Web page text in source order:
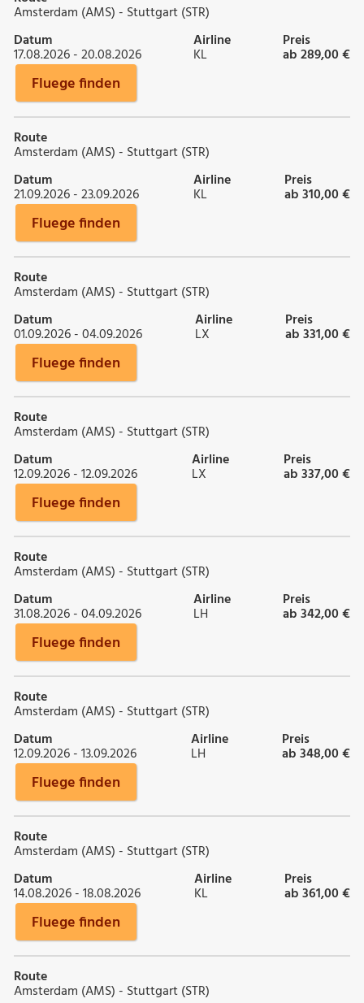
Amsterdam (AMS) - Stuttgart (STR)
Datum
17.08.2026 - 20.08.2026
Airline
KL
Preis
ab 289,00 €
Fluege finden
Route
Amsterdam (AMS) - Stuttgart (STR)
Datum
21.09.2026 - 23.09.2026
Airline
KL
Preis
ab 310,00 €
Fluege finden
Route
Amsterdam (AMS) - Stuttgart (STR)
Datum
01.09.2026 - 04.09.2026
Airline
LX
Preis
ab 331,00 €
Fluege finden
Route
Amsterdam (AMS) - Stuttgart (STR)
Datum
12.09.2026 - 12.09.2026
Airline
LX
Preis
ab 337,00 €
Fluege finden
Route
Amsterdam (AMS) - Stuttgart (STR)
Datum
31.08.2026 - 04.09.2026
Airline
LH
Preis
ab 342,00 €
Fluege finden
Route
Amsterdam (AMS) - Stuttgart (STR)
Datum
12.09.2026 - 13.09.2026
Airline
LH
Preis
ab 348,00 €
Fluege finden
Route
Amsterdam (AMS) - Stuttgart (STR)
Datum
14.08.2026 - 18.08.2026
Airline
KL
Preis
ab 361,00 €
Fluege finden
Route
Amsterdam (AMS) - Stuttgart (STR)